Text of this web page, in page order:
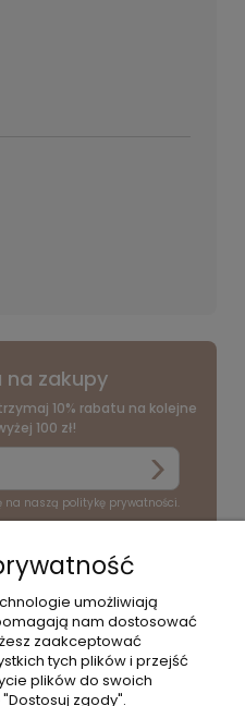
na zakupy
10% rabatu na kolejne
100 zł!
naszą politykę prywatności.
O NAS
POMOC
PRODUKTY
umożliwiają
nam dostosować
zaakceptować
tych plików i przejść
plików do swoich
zgody".